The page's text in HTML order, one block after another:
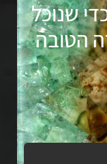
שנוכל
הטובה